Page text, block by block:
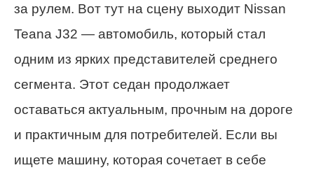
за рулем. Вот тут на сцену выходит Nissan
Teana J32 — автомобиль, который стал
одним из ярких представителей среднего
сегмента. Этот седан продолжает
оставаться актуальным, прочным на дороге
и практичным для потребителей. Если вы
ищете машину, которая сочетает в себе